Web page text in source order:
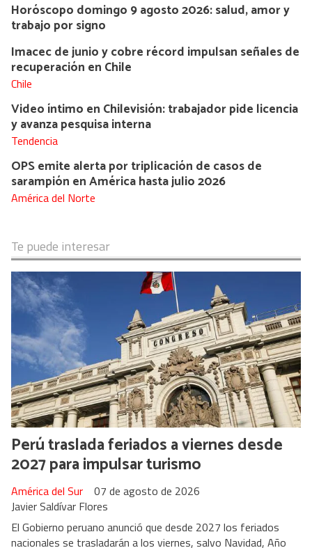
Horóscopo domingo 9 agosto 2026: salud, amor y
trabajo por signo
Imacec de junio y cobre récord impulsan señales de
recuperación en Chile
Chile
Video íntimo en Chilevisión: trabajador pide licencia
y avanza pesquisa interna
Tendencia
OPS emite alerta por triplicación de casos de
sarampión en América hasta julio 2026
América del Norte
Te puede interesar
Perú traslada feriados a viernes desde
2027 para impulsar turismo
Javier Saldívar Flores
América del Sur 07 de agosto de 2026
El Gobierno peruano anunció que desde 2027 los feriados
nacionales se trasladarán a los viernes, salvo Navidad, Año